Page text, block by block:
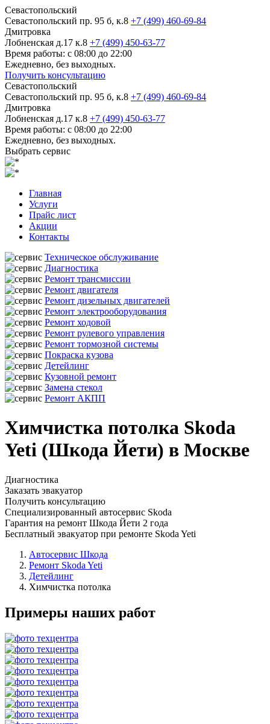
Севастопольский
Севастопольский пр. 95 б, к.8 +7 (499) 460-69-84
Дмитровка
Лобненская д.17 к.8 +7 (499) 450-63-77
Время работы: с 08:00 до 22:00
Ежедневно, без выходных.
Получить консультацию
Севастопольский
Севастопольский пр. 95 б, к.8 +7 (499) 460-69-84
Дмитровка
Лобненская д.17 к.8 +7 (499) 450-63-77
Время работы: с 08:00 до 22:00
Ежедневно, без выходных.
Выбрать сервис
Главная
Услуги
Прайс лист
Акции
Контакты
Техническое обслуживание
Диагностика
Ремонт трансмиссии
Ремонт двигателя
Ремонт дизельных двигателей
Ремонт электрооборудования
Ремонт ходовой
Ремонт рулевого управления
Ремонт тормозной системы
Покраска кузова
Детейлинг
Кузовной ремонт
Замена стекол
Ремонт АКПП
Химчистка потолка Skoda
Yeti (Шкода Йети) в Москве
Диагностика
Заказать эвакуатор
Получить консультацию
Специализированный автосервис Skoda
Гарантия на ремонт Шкода Йети 2 года
Бесплатный эвакуатор при ремонте Skoda Yeti
Автосервис Шкода
Ремонт Skoda Yeti
Детейлинг
Химчистка потолка
Примеры наших работ